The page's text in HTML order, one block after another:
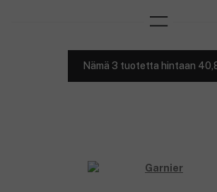
Nämä 3 tuotetta hintaan